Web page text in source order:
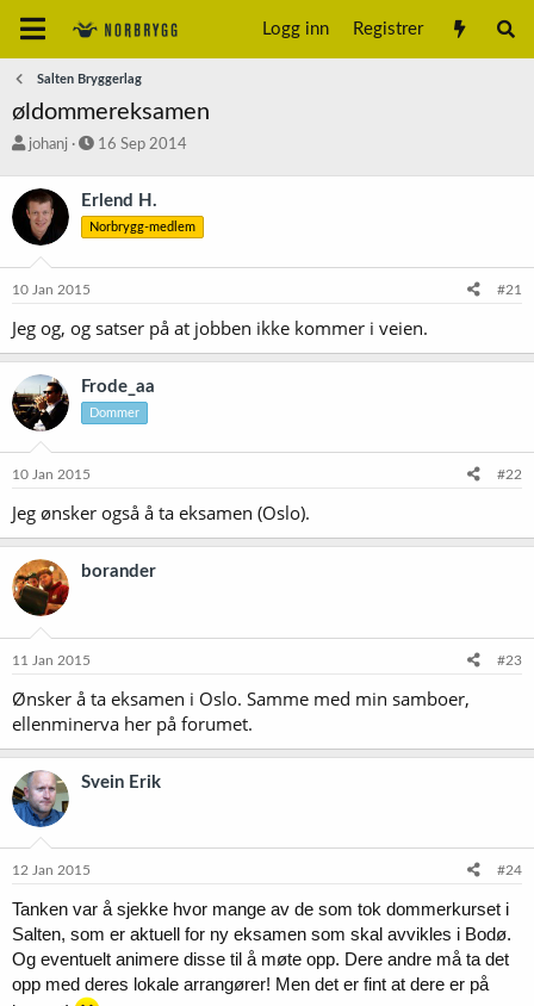
Logg inn Registrer
Salten Bryggerlag
øldommereksamen
T
å
d
s
a
r
e
r
johanj
S
r
t
a
16 Sep 2014
Erlend H.
Norbrygg-medlem
10 Jan 2015 #21
Jeg og, og satser på at jobben ikke kommer i veien.
Frode_aa
Dommer
10 Jan 2015 #22
Jeg ønsker også å ta eksamen (Oslo).
borander
11 Jan 2015 #23
Ønsker å ta eksamen i Oslo. Samme med min samboer,
ellenminerva her på forumet.
Svein Erik
12 Jan 2015 #24
Tanken var å sjekke hvor mange av de som tok dommerkurset i
Salten, som er aktuell for ny eksamen som skal avvikles i Bodø.
Og eventuelt animere disse til å møte opp. Dere andre må ta det
opp med deres lokale arrangører! Men det er fint at dere er på